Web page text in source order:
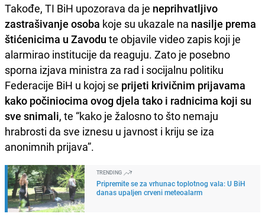
Takođe, TI BiH upozorava da je neprihvatljivo
zastrašivanje osoba koje su ukazale na nasilje prema
štićenicima u Zavodu te objavile video zapis koji je
alarmirao institucije da reaguju. Zato je posebno
sporna izjava ministra za rad i socijalnu politiku
Federacije BiH u kojoj se prijeti krivičnim prijavama
kako počiniocima ovog djela tako i radnicima koji su
sve snimali, te “kako je žalosno to što nemaju
hrabrosti da sve iznesu u javnost i kriju se iza
anonimnih prijava”.
TRENDING
Pripremite se za vrhunac toplotnog vala: U BiH
danas upaljen crveni meteoalarm